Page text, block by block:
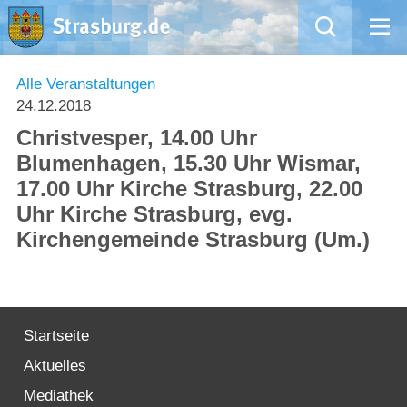
Mängelmeldung
Rathaus
Natur – Kultur – Tourismus
Willkommen in Strasburg (Uckermark)
Alle Veranstaltungen
24.12.2018
Christvesper, 14.00 Uhr
Blumenhagen, 15.30 Uhr Wismar,
17.00 Uhr Kirche Strasburg, 22.00
Uhr Kirche Strasburg, evg.
Kirchengemeinde Strasburg (Um.)
Startseite
Aktuelles
Mediathek